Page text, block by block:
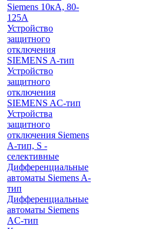
Siemens 10кА, 80-
125A
Устройство
защитного
отключения
SIEMENS A-тип
Устройство
защитного
отключения
SIEMENS AС-тип
Устройства
защитного
отключения Siemens
A-тип, S -
селективные
Дифференциальные
автоматы Siemens A-
тип
Дифференциальные
автоматы Siemens
AС-тип